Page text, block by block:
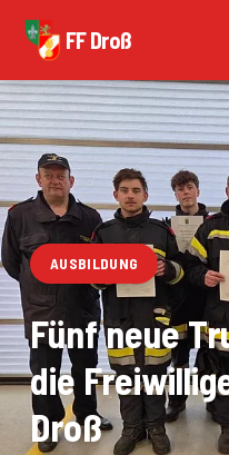
FF Droß
AUSBILDUNG
Fünf neue
die
Droß